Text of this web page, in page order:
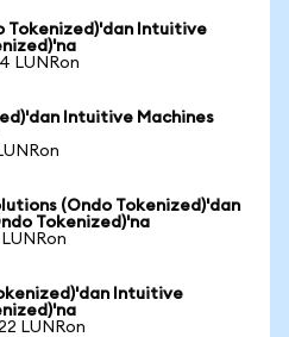
Tokenized)'dan Intuitive
LUNRon
Intuitive Machines
(Ondo Tokenized)'dan
Tokenized)'na
Intuitive
LUNRon